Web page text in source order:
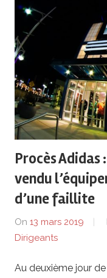
Procès Adidas
vendu
d’une faillite
On 13 mars 2019
Dirigeants
Au deuxième jour